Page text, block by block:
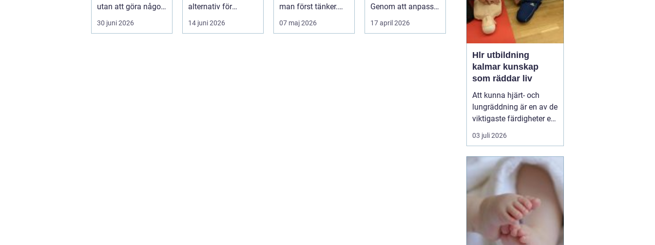
utan att göra något
åt det. Fötterna bär
hel...
30 juni 2026
alternativ för
m&arin...
14 juni 2026
man först tänker.
Tänderna påverkar
hur vi må...
07 maj 2026
Genom att anpassa
aktiviteter, miljö och
hjälpmede...
17 april 2026
Hlr utbildning
kalmar kunskap
som räddar liv
Att kunna hjärt- och
lungräddning är en av de
viktigaste färdigheter en
människa kan ha. Varje
år drabbas tusentals
plötsligt hjärtstopp,
luftvägsstopp eller andra
akuta tillstånd. Den som
står bredvid har ofta
bara sekunder på ...
03 juli 2026